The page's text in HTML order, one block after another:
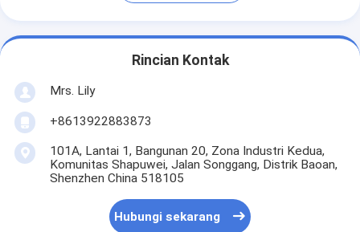
Rincian Kontak
Mrs. Lily
+8613922883873
101A, Lantai 1, Bangunan 20, Zona Industri Kedua,
Komunitas Shapuwei, Jalan Songgang, Distrik Baoan,
Shenzhen China 518105
Hubungi sekarang